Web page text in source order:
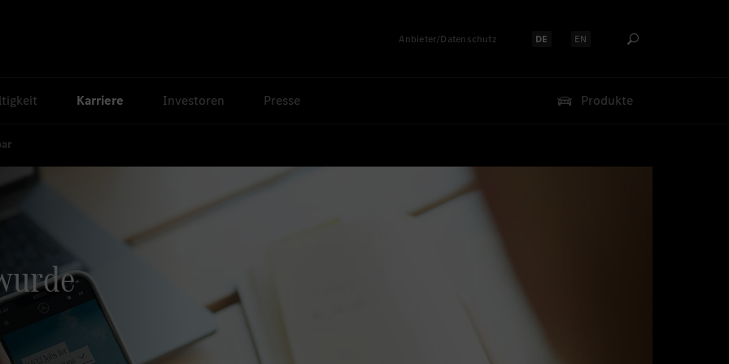
Anbieter/Datenschutz Sprache auswählen:
DE Sprache auswählen:
EN
Karriere Investoren Presse Produkte